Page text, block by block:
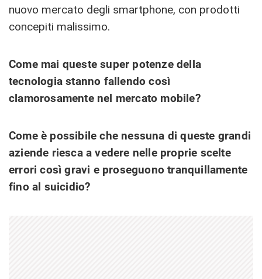
nuovo mercato degli smartphone, con prodotti
concepiti malissimo.
Come mai queste super potenze della
tecnologia stanno fallendo così
clamorosamente nel mercato mobile?
Come è possibile che nessuna di queste grandi
aziende riesca a vedere nelle proprie scelte
errori così gravi e proseguono tranquillamente
fino al suicidio?